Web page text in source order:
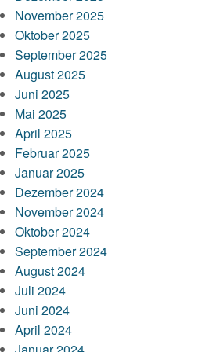
November 2025
Oktober 2025
September 2025
August 2025
Juni 2025
Mai 2025
April 2025
Februar 2025
Januar 2025
Dezember 2024
November 2024
Oktober 2024
September 2024
August 2024
Juli 2024
Juni 2024
April 2024